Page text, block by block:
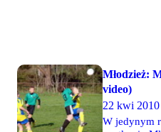
Młodzież:
video)
22 kwi 2010
W jedynym